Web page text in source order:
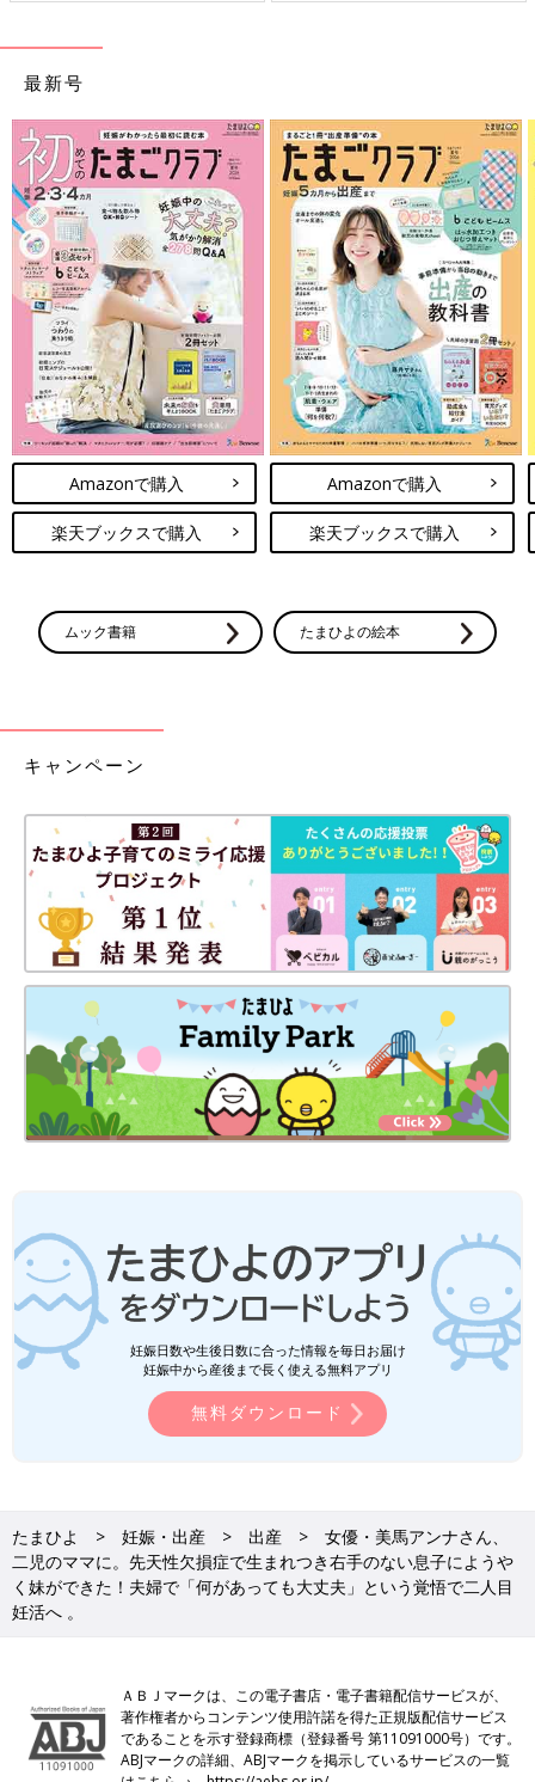
最新号
Amazonで購入
楽天ブックスで購入
Amazonで購入
楽天ブックスで購入
ムック書籍 たまひよの絵本
キャンペーン
妊娠日数や生後日数に合った情報を毎日お届け
妊娠中から産後まで長く使える無料アプリ
無料ダウンロード
たまひよ 妊娠・出産 出産
女優・美馬アンナさん、
二児のママに。先天性欠損症で生まれつき右手のない息子にようや
く妹ができた！夫婦で「何があっても大丈夫」という覚悟で二人目
妊活へ 。
ＡＢＪマークは、この電子書店・電子書籍配信サービスが、
著作権者からコンテンツ使用許諾を得た正規版配信サービス
であることを示す登録商標（登録番号 第11091000号）です。
ABJマークの詳細、ABJマークを掲示しているサービスの一覧